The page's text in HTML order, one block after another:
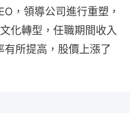
，領導公司進行重塑，
化轉型，任職期間收入
有所提高，股價上漲了